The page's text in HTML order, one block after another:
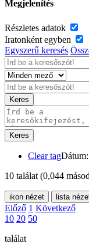
Megjelenítés
Részletes adatok
Iratonként egyben
Egyszerű keresés
Keres
Keres
Clear tag
10 találat (0,044
ikon nézet lista
Előző 1 Következő
10 20 50
találat